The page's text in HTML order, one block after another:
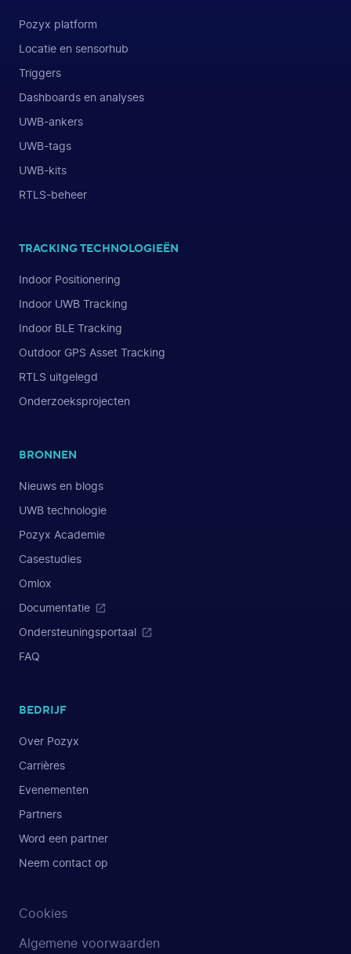
Pozyx platform
Locatie en sensorhub
Triggers
Dashboards en analyses
UWB-ankers
UWB-tags
UWB-kits
RTLS-beheer
TRACKING TECHNOLOGIEËN
Indoor Positionering
Indoor UWB Tracking
Indoor BLE Tracking
Outdoor GPS Asset Tracking
RTLS uitgelegd
Onderzoeksprojecten
BRONNEN
Nieuws en blogs
UWB technologie
Pozyx Academie
Casestudies
Omlox
Documentatie
Ondersteuningsportaal
FAQ
BEDRIJF
Over Pozyx
Carrières
Evenementen
Partners
Word een partner
Neem contact op
Cookies
Algemene voorwaarden